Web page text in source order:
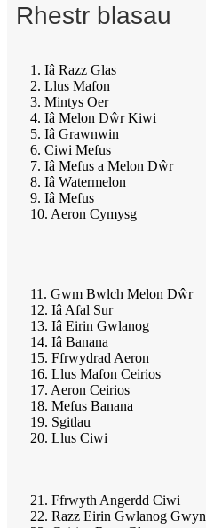
Rhestr blasau
1. Iâ Razz Glas
2. Llus Mafon
3. Mintys Oer
4. Iâ Melon Dŵr Kiwi
5. Iâ Grawnwin
6. Ciwi Mefus
7. Iâ Mefus a Melon Dŵr
8. Iâ Watermelon
9. Iâ Mefus
10. Aeron Cymysg
11. Gwm Bwlch Melon Dŵr
12. Iâ Afal Sur
13. Iâ Eirin Gwlanog
14. Iâ Banana
15. Ffrwydrad Aeron
16. Llus Mafon Ceirios
17. Aeron Ceirios
18. Mefus Banana
19. Sgitlau
20. Llus Ciwi
21. Ffrwyth Angerdd Ciwi
22. Razz Eirin Gwlanog Gwyn